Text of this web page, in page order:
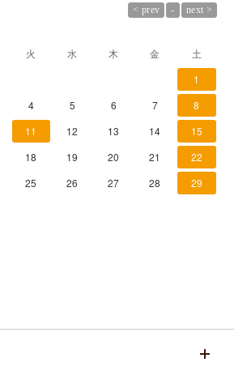
火 水 木 金
土
1
4 5 6 7
8
11 12 13 14
15
18 19 20 21 22
25 26 27 28
29